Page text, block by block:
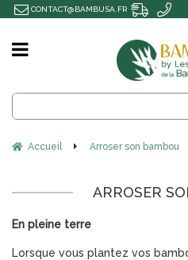
Accueil Arroser son bambou
ARROSER
En pleine terre
Lorsque vous plantez vos
CONTACT@BAMBUSA.FR